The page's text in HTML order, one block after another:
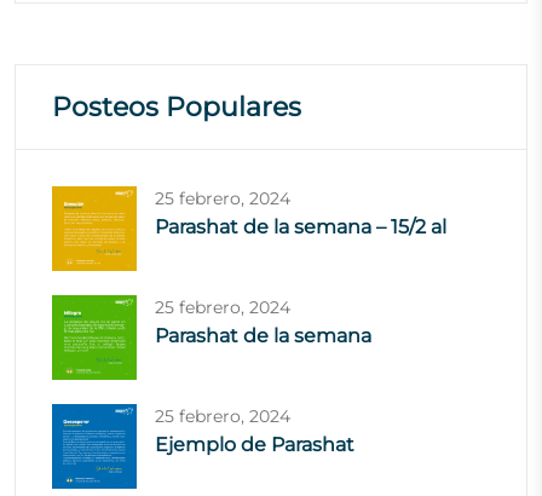
Posteos Populares
25 febrero, 2024
Parashat de la semana – 15/2 al
25 febrero, 2024
Parashat de la semana
25 febrero, 2024
Ejemplo de Parashat